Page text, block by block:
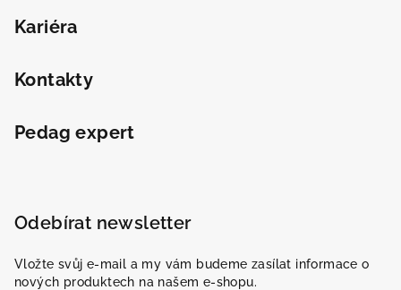
Kariéra
Kontakty
Pedag expert
Odebírat newsletter
Vložte svůj e-mail a my vám budeme zasílat informace o
nových produktech na našem e-shopu.